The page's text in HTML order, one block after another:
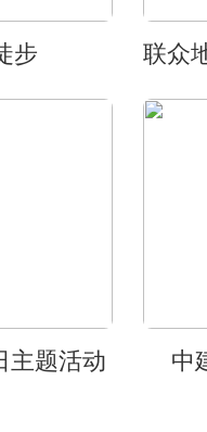
步
主题活动 中